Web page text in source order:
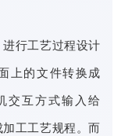
行工艺过程设计
上的文件转换成
交互方式输入给
工工艺规程。而